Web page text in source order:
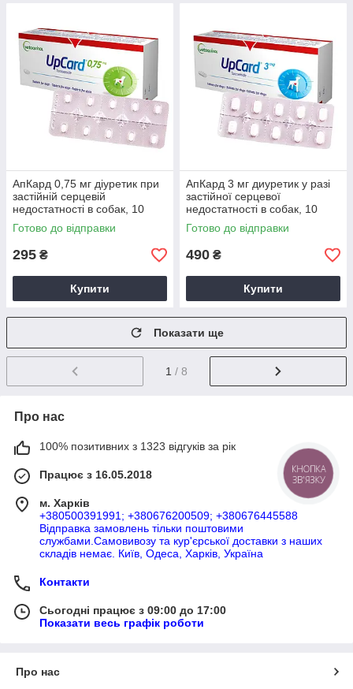
АпКард 0,75 мг діуретик при
застійній серцевій
недостатності в собак, 10
таблеток
Готово до відправки
295 ₴
Купити
АпКард 3 мг диуретик у разі
застійної серцевої
недостатності в собак, 10
таблеток
Готово до відправки
490 ₴
Купити
Показати ще
1 / 8
Про нас
100% позитивних з 1323 відгуків за рік
Працює з 16.05.2018
м. Харків
+380500391991; +380676200509; +380676445588
Відправка замовлень тільки поштовими
службами.Самовивозу та кур'єрської доставки з наших
складів немає. Київ, Одеса, Харків, Україна
Контакти
Сьогодні працює з 09:00 до 17:00
Показати весь графік роботи
Про нас
КНОПКА
ЗВ'ЯЗКУ